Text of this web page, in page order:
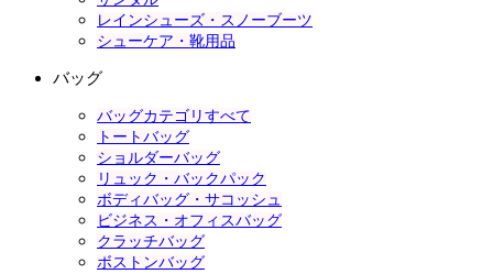
レインシューズ・スノーブーツ
シューケア・靴用品
バッグ
バッグカテゴリすべて
トートバッグ
ショルダーバッグ
リュック・バックパック
ボディバッグ・サコッシュ
ビジネス・オフィスバッグ
クラッチバッグ
ボストンバッグ